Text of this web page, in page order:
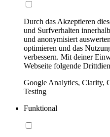
Durch das Akzeptieren
und Surfverhalten
und anonymisiert
optimieren und das
verbessern. Mit deiner
Webseite folgende
Google Analytics, Clarity,
Testing
Funktional